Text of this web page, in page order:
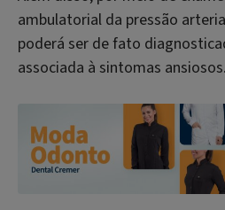
ambulatorial da pressão
poderá ser de fato
associada à sintomas ansiosos.